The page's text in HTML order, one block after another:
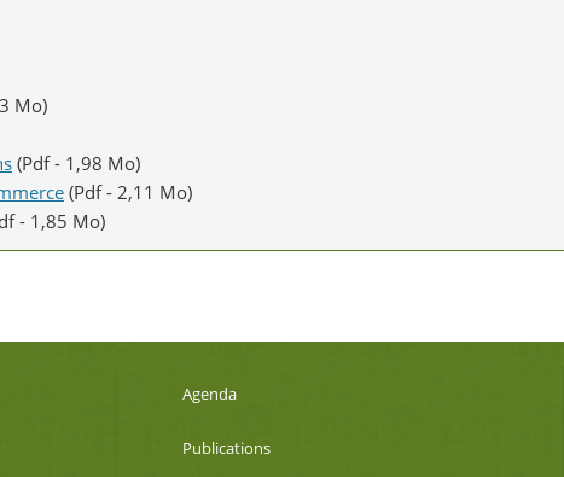
Mo)
(Pdf - 1,98 Mo)
(Pdf - 2,11 Mo)
- 1,85 Mo)
Agenda
Publications